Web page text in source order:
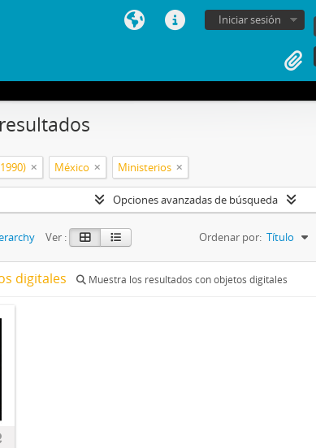
Iniciar sesión
México Ministerios
Opciones avanzadas de búsqueda
Ver : Ordenar por: Título
digitales Muestra los resultados con objetos digitales